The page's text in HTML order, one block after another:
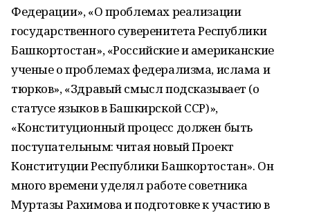
Федерации», «О проблемах реализации
государственного суверенитета Республики
Башкортостан», «Российские и американские
ученые о проблемах федерализма, ислама и
тюрков», «Здравый смысл подсказывает (о
статусе языков в Башкирской ССР)»,
«Конституционный процесс должен быть
поступательным: читая новый Проект
Конституции Республики Башкортостан». Он
много времени уделял работе советника
Муртазы Рахимова и подготовке к участию в